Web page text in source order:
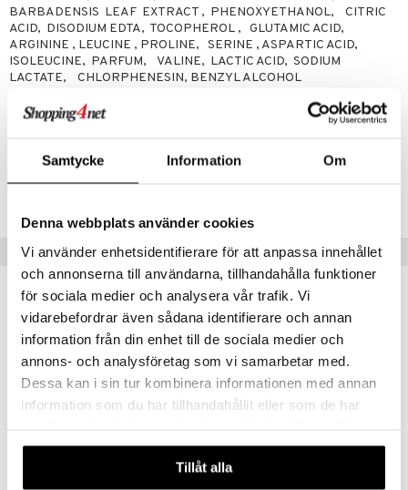
Samtycke Information Om
Denna webbplats använder cookies
Vi använder enhetsidentifierare för att anpassa innehållet
och annonserna till användarna, tillhandahålla funktioner
för sociala medier och analysera vår trafik. Vi
vidarebefordrar även sådana identifierare och annan
information från din enhet till de sociala medier och
annons- och analysföretag som vi samarbetar med.
Dessa kan i sin tur kombinera informationen med annan
information som du har tillhandahållit eller som de har
våra cookies vid fortsatt användande av vår webbplats.
Tillåt alla
BARBADENSIS LEAF EXTRACT , PHENOXYETHANOL, CITRIC
ACID, DISODIUM EDTA, TOCOPHEROL , GLUTAMIC ACID,
ARGININE , LEUCINE , PROLINE, SERINE , ASPARTIC ACID,
ISOLEUCINE, PARFUM, VALINE, LACTIC ACID, SODIUM
LACTATE, CHLORPHENESIN, BENZYL ALCOHOL
Artikelnr
CAM35-E3-300-XX-XX
Tips till dig